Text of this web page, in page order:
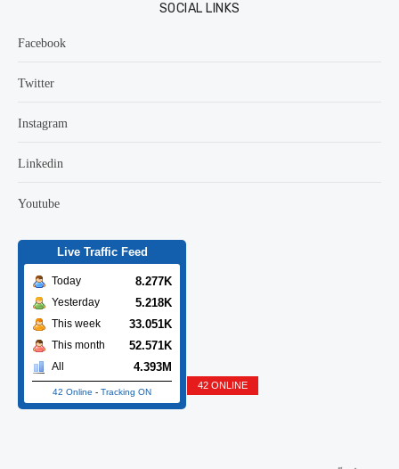
SOCIAL LINKS
Facebook
Twitter
Instagram
Linkedin
Youtube
Live Traffic Feed
Today 8.277K
Yesterday 5.218K
This week 33.051K
This month 52.571K
All 4.393M
42 Online - Tracking ON
42 ONLINE